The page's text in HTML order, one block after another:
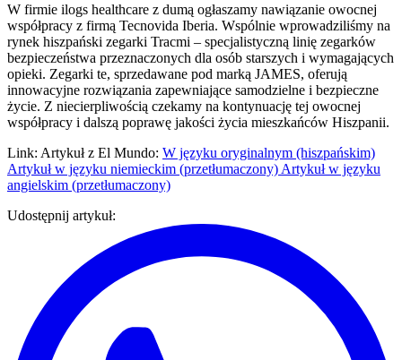
W firmie ilogs healthcare z dumą ogłaszamy nawiązanie owocnej
współpracy z firmą Tecnovida Iberia. Wspólnie wprowadziliśmy na
rynek hiszpański zegarki Tracmi – specjalistyczną linię zegarków
bezpieczeństwa przeznaczonych dla osób starszych i wymagających
opieki. Zegarki te, sprzedawane pod marką JAMES, oferują
innowacyjne rozwiązania zapewniające samodzielne i bezpieczne
życie. Z niecierpliwością czekamy na kontynuację tej owocnej
współpracy i dalszą poprawę jakości życia mieszkańców Hiszpanii.
Link: Artykuł z El Mundo: W języku oryginalnym (hiszpańskim)
Artykuł w języku niemieckim (przetłumaczony) Artykuł w języku
angielskim (przetłumaczony)
Udostępnij artykuł: